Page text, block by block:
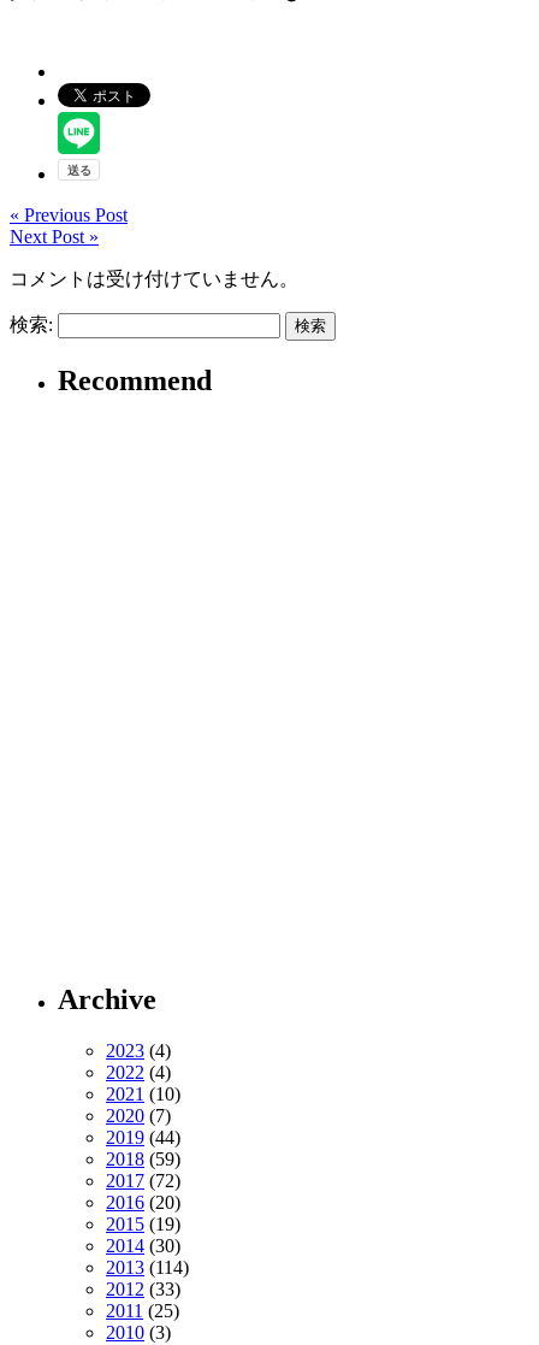
« Previous Post
Next Post »
コメントは受け付けていません。
検索:
Recommend
Archive
2023 (4)
2022 (4)
2021 (10)
2020 (7)
2019 (44)
2018 (59)
2017 (72)
2016 (20)
2015 (19)
2014 (30)
2013 (114)
2012 (33)
2011 (25)
2010 (3)